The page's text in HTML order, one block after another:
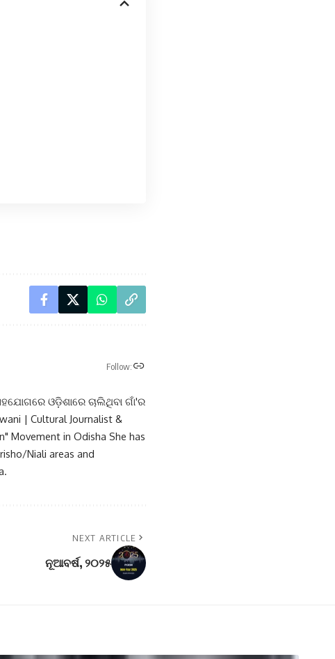
Follow:
ଓଡ଼ିଶାରେ ଚାଲିଥିବା ଗାଁ'ର
| Cultural Journalist &
Movement in Odisha She has
Niali areas and
NEXT ARTICLE
ନୂଆବର୍ଷ, ୨୦୨୫